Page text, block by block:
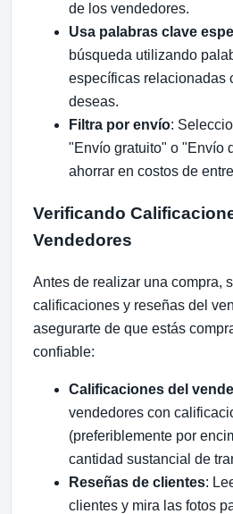
de los vendedores.
Usa palabras clave
búsqueda utilizando
específicas relacionadas
deseas.
Filtra por envío:
"Envío gratuito" o "Envío
ahorrar en costos de
Verificando
Vendedores
Antes de realizar una compra,
calificaciones y reseñas del
asegurarte de que estás
confiable:
Calificaciones del
vendedores con
(preferiblemente por
cantidad sustancial de
Reseñas de clientes:
clientes y mira las fotos